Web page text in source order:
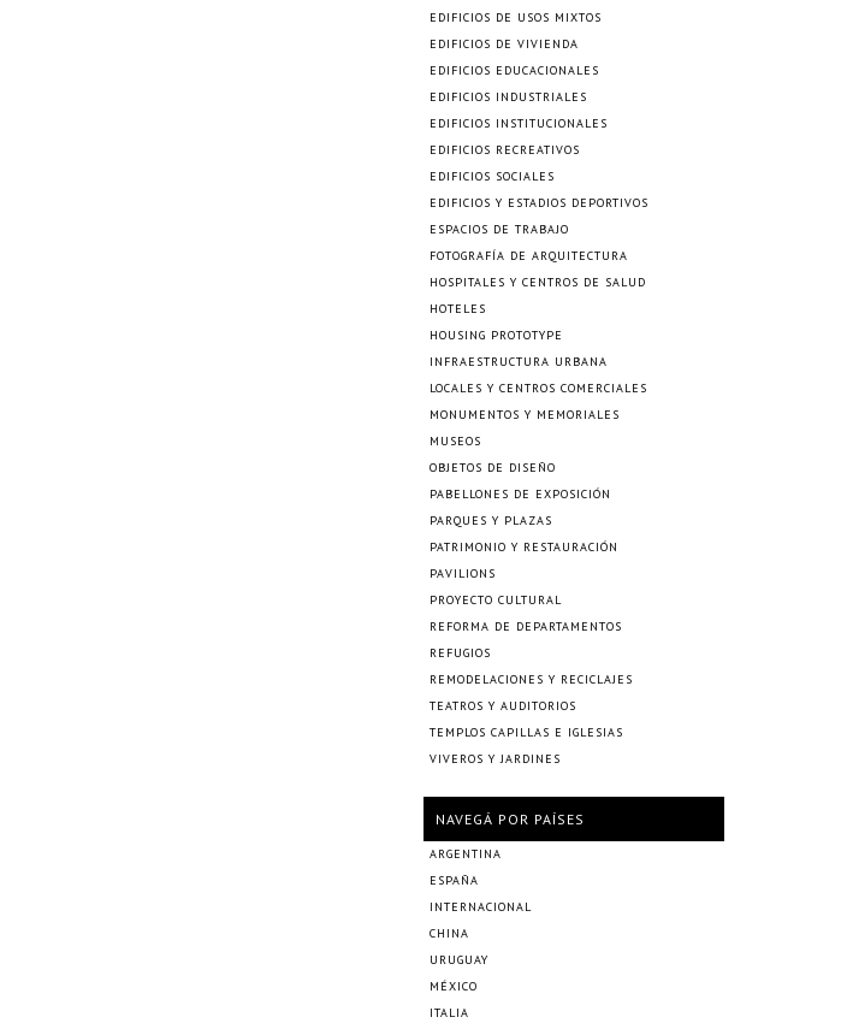
EDIFICIOS DE USOS MIXTOS
EDIFICIOS DE VIVIENDA
EDIFICIOS EDUCACIONALES
EDIFICIOS INDUSTRIALES
EDIFICIOS INSTITUCIONALES
EDIFICIOS RECREATIVOS
EDIFICIOS SOCIALES
EDIFICIOS Y ESTADIOS DEPORTIVOS
ESPACIOS DE TRABAJO
FOTOGRAFÍA DE ARQUITECTURA
HOSPITALES Y CENTROS DE SALUD
HOTELES
HOUSING PROTOTYPE
INFRAESTRUCTURA URBANA
LOCALES Y CENTROS COMERCIALES
MONUMENTOS Y MEMORIALES
MUSEOS
OBJETOS DE DISEÑO
PABELLONES DE EXPOSICIÓN
PARQUES Y PLAZAS
PATRIMONIO Y RESTAURACIÓN
PAVILIONS
PROYECTO CULTURAL
REFORMA DE DEPARTAMENTOS
REFUGIOS
REMODELACIONES Y RECICLAJES
TEATROS Y AUDITORIOS
TEMPLOS CAPILLAS E IGLESIAS
VIVEROS Y JARDINES
NAVEGÁ POR PAÍSES
ARGENTINA
ESPAÑA
INTERNACIONAL
CHINA
URUGUAY
MÉXICO
ITALIA